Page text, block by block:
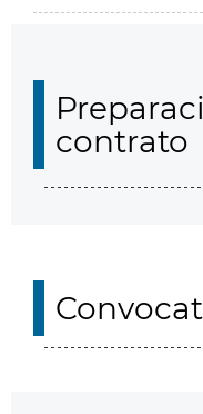
contrato